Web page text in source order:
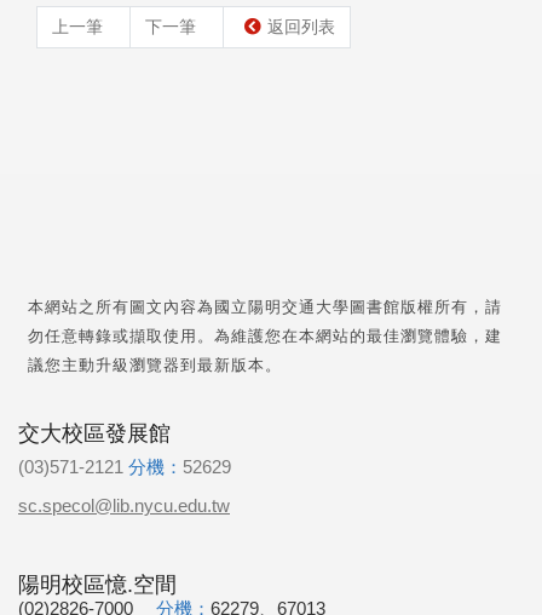
上一筆 下一筆 返回列表
本網站之所有圖文內容為國立陽明交通大學圖書館版權所有，請
勿任意轉錄或擷取使用。為維護您在本網站的最佳瀏覽體驗，建
議您主動升級瀏覽器到最新版本。
交大校區發展館
(03)571-2121 分機： 52629
sc.specol@lib.nycu.edu.tw
陽明校區憶.空間
(02)2826-7000 分機： 62279、67013